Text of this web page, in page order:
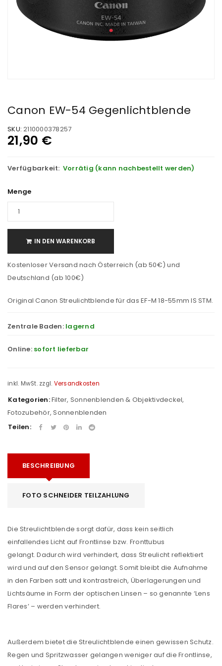
Canon EW-54 Gegenlichtblende
SKU: 2110000378257
21,90 €
Verfügbarkeit: Vorrätig (kann nachbestellt werden)
Menge
IN DEN WARENKORB
Kostenloser Versand nach Österreich (ab 50€) und
Deutschland (ab 100€)
Original Canon Streulichtblende für das EF-M 18-55mm IS STM.
Zentrale Baden: lagernd
Online: sofort lieferbar
inkl. MwSt. zzgl. Versandkosten
Kategorien:Filter, Sonnenblenden & Objektivdeckel,
Fotozubehör,Sonnenblenden
Teilen:
BESCHREIBUNG
FOTO SCHNEIDER TEILZAHLUNG
Die Streulichtblende sorgt dafür, dass kein seitlich
einfallendes Licht auf Frontlinse bzw. Fronttubus
gelangt. Dadurch wird verhindert, dass Streulicht reflektiert
wird und auf den Sensor gelangt. Somit bleibt die Aufnahme
in den Farben satt und kontrastreich, Überlagerungen und
Lichtsäume in Form der optischen Linsen – so genannte ‘Lens
Flares’ – werden verhindert.
Außerdem bietet die Streulichtblende einen gewissen Schutz.
Regen und Spritzwasser gelangen weniger auf die Frontlinse,